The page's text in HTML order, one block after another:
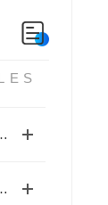
DF300淀粉水分仪
选取的重要性